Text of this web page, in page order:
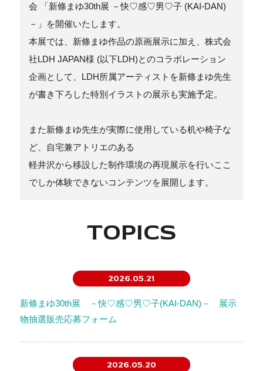
会 「新條まゆ30th展 －快♡感♡男♡子 (KAI-DAN)
－」を開催いたします。
本展では、新條まゆ作品の原画展示に加え、株式会
社LDH JAPAN様 (以下LDH)とのコラボレーション
企画として、LDH所属アーティストを新條まゆ先生
が書き下ろした特別イラストの展示も実施予定。
また新條まゆ先生が実際に使用している机や椅子な
ど、自宅兼アトリエのある
軽井沢から移設した制作環境の再現展示を行いここ
でしか体験できないコンテンツを展開します。
TOPICS
2026.05.21
新條まゆ30th展 －快♡感♡男♡子(KAI-DAN)－ 展示
物抽選販売応募フォーム
2026.05.20